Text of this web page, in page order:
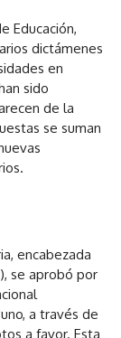
Educación,
dictámenes
en
sido
de la
se suman
encabezada
se aprobó por
a través de
a favor. Esta